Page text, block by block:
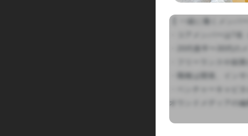
【 一緒に働くメンバ
・フリーランスや副
・職種は開発、イン
・ベンチャーキャピ
オウンドメディアの